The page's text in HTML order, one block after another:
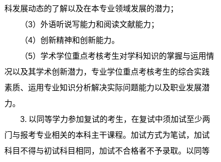
科发展动态的了解以及在本专业领域发展的潜力；
（3）外语听说写能力和阅读文献能力；
（4）创新精神和创新能力。
（5）学术学位重点考核考生对学科知识的掌握与运用情
况以及其学术创新潜力，专业学位重点考核考生的综合实践
素质、运用专业知识分析解决实际问题能力以及职业发展潜
力。
3. 以同等学力参加复试的考生，在复试中须加试至少两
门与报考专业相关的本科主干课程。加试方式为笔试，加试
科目不得与初试科目相同，加试不合格者不予录取。以同等